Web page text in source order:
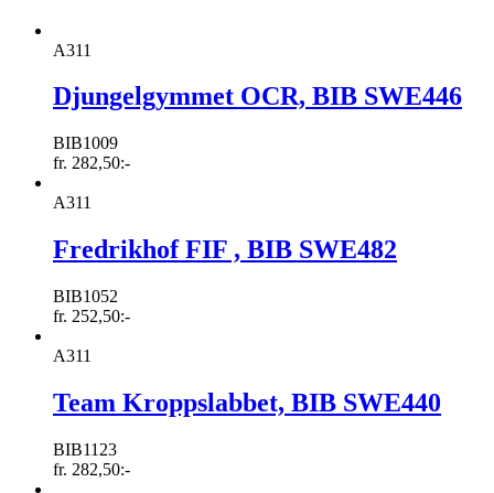
A311
Djungelgymmet OCR, BIB SWE446
BIB1009
fr. 282,50:-
A311
Fredrikhof FIF , BIB SWE482
BIB1052
fr. 252,50:-
A311
Team Kroppslabbet, BIB SWE440
BIB1123
fr. 282,50:-